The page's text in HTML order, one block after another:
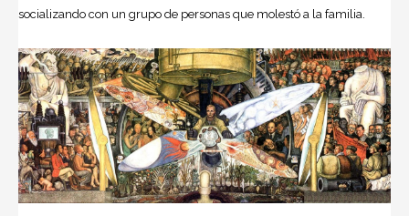
socializando con un grupo de personas que molestó a la familia.